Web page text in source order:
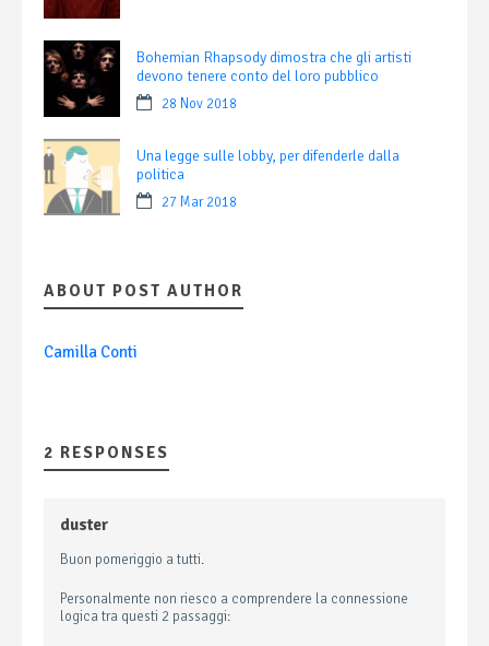
Bohemian Rhapsody dimostra che gli artisti
devono tenere conto del loro pubblico
28 Nov 2018
Una legge sulle lobby, per difenderle dalla
politica
27 Mar 2018
ABOUT POST AUTHOR
Camilla Conti
2 RESPONSES
duster
Buon pomeriggio a tutti.
Personalmente non riesco a comprendere la connessione
logica tra questi 2 passaggi: